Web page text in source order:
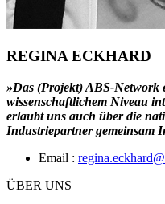
REGINA ECKHARD
»Das (Projekt) ABS-
wissenschaftlichem Niveau
erlaubt uns auch über die
Industriepartner gemeinsam
Email :
ÜBER UNS